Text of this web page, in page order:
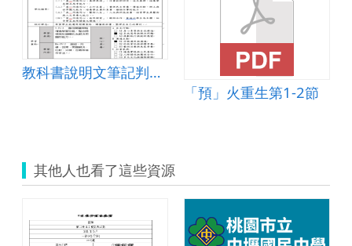
教科書說明文筆記判讀與實作
「預」火重生第1-2節
其他人也看了這些資源